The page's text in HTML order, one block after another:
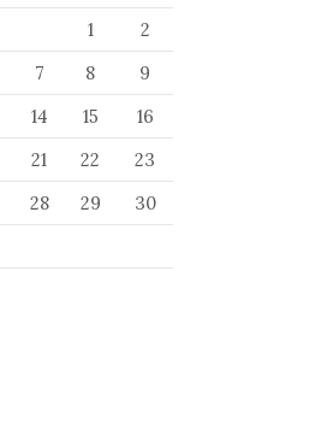
1
2
7 8
9
14 15
16
21 22
23
28 29
30